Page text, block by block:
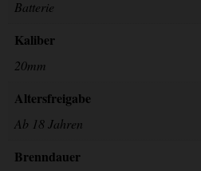
Batterie
Kaliber
20mm
Altersfreigabe
Ab 18 Jahren
Brenndauer